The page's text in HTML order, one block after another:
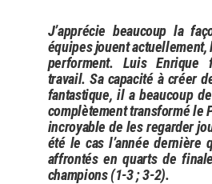
J’apprécie beaucoup la
équipes jouent actuellement,
performent. Luis Enrique
travail. Sa capacité à créer
fantastique, il a beaucoup
complètement transformé le
incroyable de les regarder
été le cas l’année dernière
affrontés en quarts de
champions (1-3 ; 3-2).